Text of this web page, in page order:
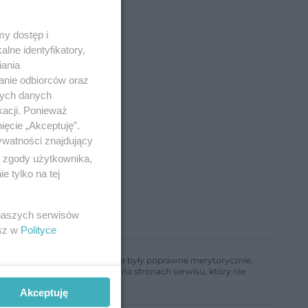
informacje w nim zawarte były poprawne merytorycznie,
informacji zamieszczonych na stronach serwisu, który nie
dostęp i
identyfikatory,
odbiorców oraz
danych
Ponieważ
„Akceptuję”.
znajdujący
użytkownika,
tylko na tej
serwisów
w Polityce
Akceptuję